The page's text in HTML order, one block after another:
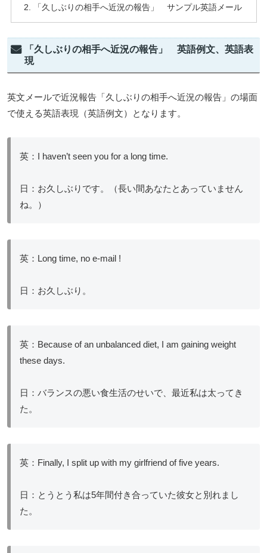
「久しぶりの相手へ近況の報告」 サンプル英語メール
「久しぶりの相手へ近況の報告」 英語例文、英語表
現
英文メールで近況報告「久しぶりの相手へ近況の報告」の場面
で使える英語表現（英語例文）となります。
英：I haven’t seen you for a long time.
日：お久しぶりです。（長い間あなたとあっていません
ね。）
英：Long time, no e-mail !
日：お久しぶり。
英：Because of an unbalanced diet, I am gaining weight
these days.
日：バランスの悪い食生活のせいで、最近私は太ってき
た。
英：Finally, I split up with my girlfriend of five years.
日：とうとう私は5年間付き合っていた彼女と別れまし
た。